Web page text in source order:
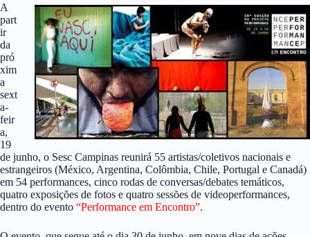
A
part
ir
da
pró
xim
a
sext
a-
feir
a,
19
de junho, o Sesc Campinas reunirá 55 artistas/coletivos nacionais e
estrangeiros (México, Argentina, Colômbia, Chile, Portugal e Canadá)
em 54 performances, cinco rodas de conversas/debates temáticos,
quatro exposições de fotos e quatro sessões de videoperformances,
dentro do evento “Performance em Encontro”.